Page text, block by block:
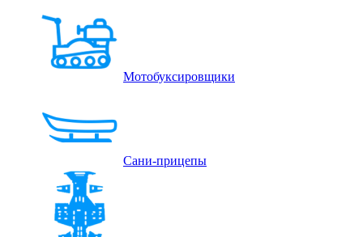
Мотобуксировщики
Сани-прицепы